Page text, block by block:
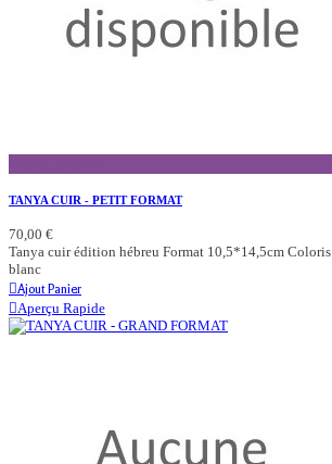
TANYA CUIR - PETIT FORMAT
70,00 €
Tanya cuir édition hébreu Format 10,5*14,5cm Coloris
blanc
Ajout Panier
Aperçu Rapide